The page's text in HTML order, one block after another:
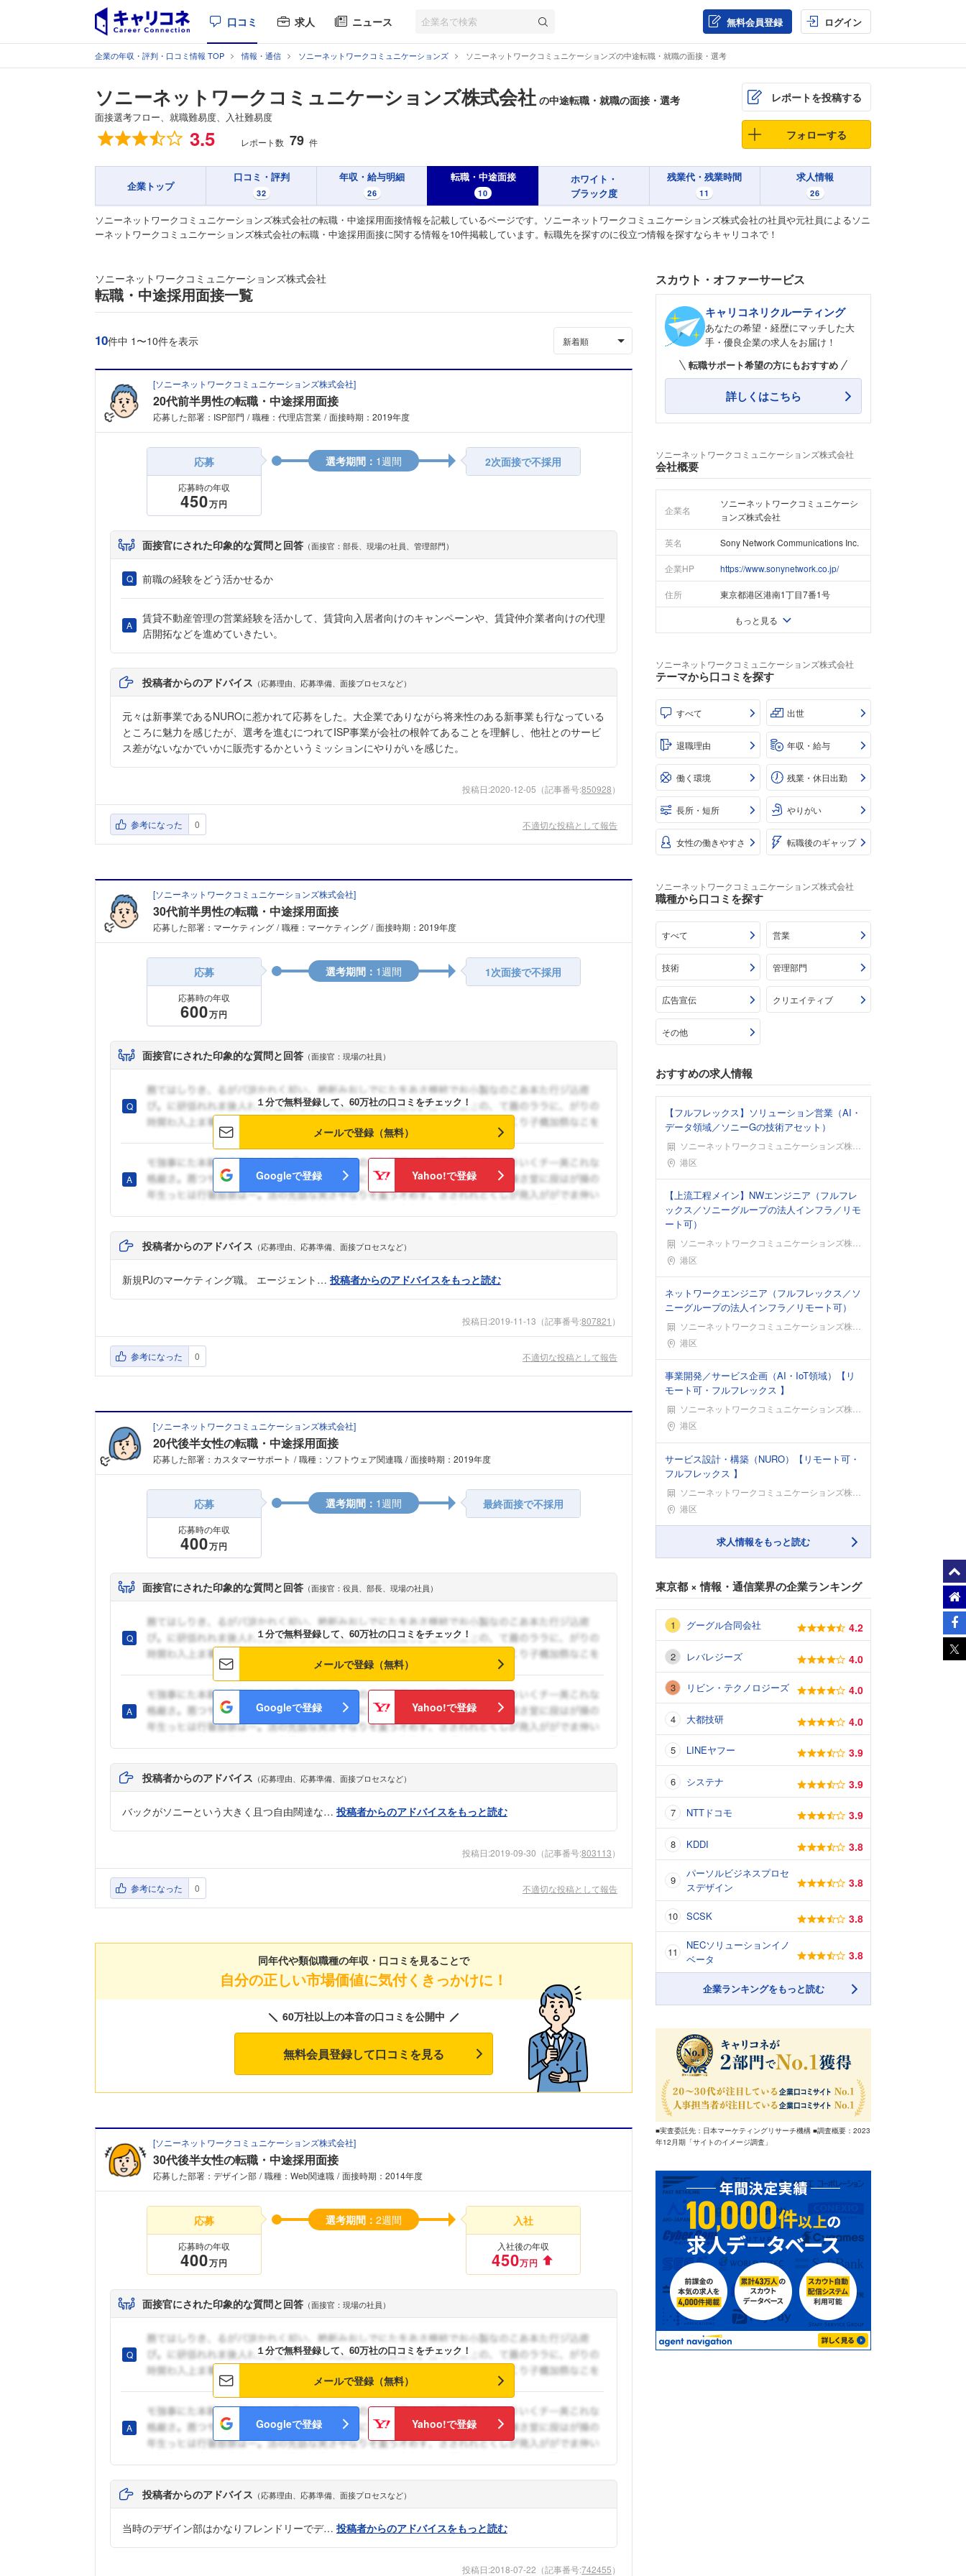
口コミ 求人 ニュース 無料会員登録 ログイン
企業の年収・評判・口コミ情報 TOP 情報・通信 ソニーネットワークコミュニケーションズ ソニーネットワークコミュニケーションズの中途転職・就職の面接・選考
ソニーネットワークコミュニケーションズ株式会社 の中途転職・就職の面接・選考
面接選考フロー、就職難易度、入社難易度
総合評価 3.5 レポート数 79 件
レポートを投稿する
フォローする
企業トップ
口コミ・評判
32
年収・給与明細
26
転職・中途面接
10
ホワイト・
ブラック度
残業代・残業時間
11
求人情報
26
ソニーネットワークコミュニケーションズ株式会社の転職・中途採用面接情報を記載しているページです。ソニーネットワークコミュニケーションズ株式会社の社員や元社員によるソニ
ーネットワークコミュニケーションズ株式会社の転職・中途採用面接に関する情報を10件掲載しています。転職先を探すのに役立つ情報を探すならキャリコネで！
フォローしました
こちらの企業もフォローしませんか？
ソニーネットワークコミュニケーションズ株式会社
転職・中途採用面接一覧
10件中 1〜10件を表示 新着順
[ソニーネットワークコミュニケーションズ株式会社]
20代前半男性の転職・中途採用面接
応募した部署：ISP部門 職種：代理店営業 面接時期：2019年度
選考期間： 1週間
応募
応募時の年収
450万円
2次面接で不採用
面接官にされた印象的な質問と回答 （面接官：部長、現場の社員、管理部門）
前職の経験をどう活かせるか
賃貸不動産管理の営業経験を活かして、賃貸向入居者向けのキャンペーンや、賃貸仲介業者向けの代理
店開拓などを進めていきたい。
投稿者からのアドバイス （応募理由、応募準備、面接プロセスなど）
元々は新事業であるNUROに惹かれて応募をした。大企業でありながら将来性のある新事業も行なっている
ところに魅力を感じたが、選考を進むにつれてISP事業が会社の根幹てあることを理解し、他社とのサービ
ス差がないなかでいかに販売するかというミッションにやりがいを感じた。
投稿日:2020-12-05 （記事番号:850928）
参考になった 0 不適切な投稿として報告
[ソニーネットワークコミュニケーションズ株式会社]
30代前半男性の転職・中途採用面接
応募した部署：マーケティング 職種：マーケティング 面接時期：2019年度
選考期間： 1週間
応募
応募時の年収
600万円
1次面接で不採用
面接官にされた印象的な質問と回答 （面接官：現場の社員）
１分で無料登録して、60万社の口コミをチェック！
メールで登録（無料）
Googleで登録 Yahoo!で登録
投稿者からのアドバイス （応募理由、応募準備、面接プロセスなど）
新規PJのマーケティング職。 エージェント… 投稿者からのアドバイスをもっと読む
投稿日:2019-11-13 （記事番号:807821 ）
参考になった 0 不適切な投稿として報告
[ソニーネットワークコミュニケーションズ株式会社]
20代後半女性の転職・中途採用面接
応募した部署：カスタマーサポート 職種：ソフトウェア関連職 面接時期：2019年度
選考期間： 1週間
応募
応募時の年収
400万円
最終面接で不採用
面接官にされた印象的な質問と回答 （面接官：役員、部長、現場の社員）
１分で無料登録して、60万社の口コミをチェック！
メールで登録（無料）
Googleで登録 Yahoo!で登録
投稿者からのアドバイス （応募理由、応募準備、面接プロセスなど）
バックがソニーという大きく且つ自由闊達な… 投稿者からのアドバイスをもっと読む
投稿日:2019-09-30 （記事番号:803113）
参考になった 0 不適切な投稿として報告
同年代や類似職種の年収・口コミを見ることで
自分の正しい市場価値に気付くきっかけに！
60万社以上の本音の口コミを公開中
無料会員登録して口コミを見る
[ソニーネットワークコミュニケーションズ株式会社]
30代後半女性の転職・中途採用面接
応募した部署：デザイン部 職種：Web関連職 面接時期：2014年度
選考期間： 2週間
応募
応募時の年収
400万円
入社
入社後の年収
450万円
面接官にされた印象的な質問と回答 （面接官：現場の社員）
１分で無料登録して、60万社の口コミをチェック！
メールで登録（無料）
Googleで登録 Yahoo!で登録
投稿者からのアドバイス （応募理由、応募準備、面接プロセスなど）
当時のデザイン部はかなりフレンドリーでデ… 投稿者からのアドバイスをもっと読む
投稿日:2018-07-22 （記事番号:742455）
スカウト・オファーサービス
キャリコネリクルーティング
あなたの希望・経歴にマッチした大
手・優良企業の求人をお届け！
転職サポート希望の方にもおすすめ
詳しくはこちら
ソニーネットワークコミュニケーションズ株式会社
会社概要
企業名
ソニーネットワークコミュニケーシ
ョンズ株式会社
英名 Sony Network Communications Inc.
企業HP https://www.sonynetwork.co.jp/
住所 東京都港区港南1丁目7番1号
もっと見る
ソニーネットワークコミュニケーションズ株式会社
テーマから口コミを探す
すべて 出世
退職理由 年収・給与
働く環境 残業・休日出勤
長所・短所 やりがい
女性の働きやすさ 転職後のギャップ
ソニーネットワークコミュニケーションズ株式会社
職種から口コミを探す
すべて 営業
技術 管理部門
広告宣伝 クリエイティブ
その他
おすすめの求人情報
【フルフレックス】ソリューション営業（AI・
データ領域／ソニーGの技術アセット）
ソニーネットワークコミュニケーションズ株式会社
勤務地
港区
【上流工程メイン】NWエンジニア（フルフレ
ックス／ソニーグループの法人インフラ／リモ
ート可）
ソニーネットワークコミュニケーションズ株式会社
勤務地
港区
ネットワークエンジニア（フルフレックス／ソ
ニーグループの法人インフラ／リモート可）
ソニーネットワークコミュニケーションズ株式会社
勤務地
港区
事業開発／サービス企画（AI・IoT領域）【リ
モート可・フルフレックス 】
ソニーネットワークコミュニケーションズ株式会社
勤務地
港区
サービス設計・構築（NURO）【リモート可・
フルフレックス 】
ソニーネットワークコミュニケーションズ株式会社
勤務地
港区
求人情報をもっと読む
東京都 ×情報・通信業界の企業ランキング
グーグル合同会社 4.2
レバレジーズ 4.0
リビン・テクノロジーズ 4.0
大都技研 4.0
LINEヤフー 3.9
システナ 3.9
NTTドコモ 3.9
KDDI 3.8
パーソルビジネスプロセ
スデザイン
3.8
SCSK 3.8
NECソリューションイノ
ベータ
3.8
企業ランキングをもっと読む
■実査委託先：日本マーケティングリサーチ機構 ■調査概要：2023
年12月期「サイトのイメージ調査」